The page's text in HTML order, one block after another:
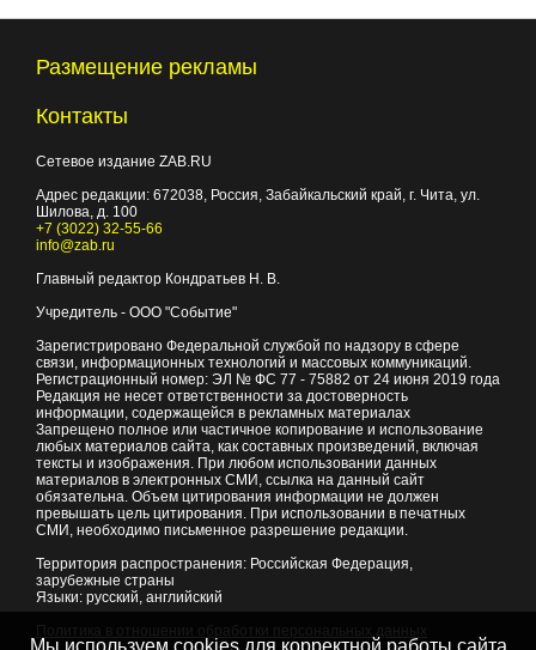
Размещение рекламы
Контакты
Сетевое издание ZAB.RU
Адрес редакции: 672038, Россия, Забайкальский край, г. Чита, ул.
Шилова, д. 100
+7 (3022) 32-55-66
info@zab.ru
Главный редактор Кондратьев Н. В.
Учредитель - ООО "Событие"
Зарегистрировано Федеральной службой по надзору в сфере
связи, информационных технологий и массовых коммуникаций.
Регистрационный номер: ЭЛ № ФС 77 - 75882 от 24 июня 2019 года
Редакция не несет ответственности за достоверность
информации, содержащейся в рекламных материалах
Запрещено полное или частичное копирование и использование
любых материалов сайта, как составных произведений, включая
тексты и изображения. При любом использовании данных
материалов в электронных СМИ, ссылка на данный сайт
обязательна. Объем цитирования информации не должен
превышать цель цитирования. При использовании в печатных
СМИ, необходимо письменное разрешение редакции.
Территория распространения: Российская Федерация,
зарубежные страны
Языки: русский, английский
Мы используем cookies для корректной работы сайта